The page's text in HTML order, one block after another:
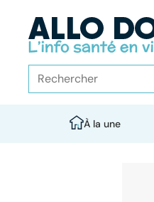
À la une